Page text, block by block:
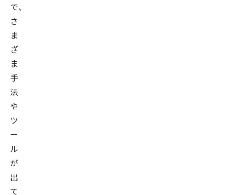
で、
さ
ま
ざ
ま
手
法
や
ツ
ー
ル
が
出
て